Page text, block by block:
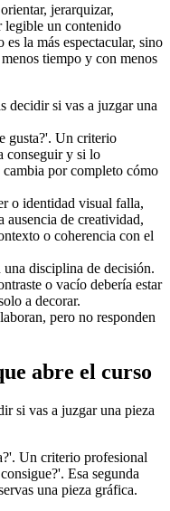
jerarquizar,
legible un contenido
la más espectacular, sino
tiempo y con menos
decidir si vas a juzgar una
gusta?'. Un criterio
conseguir y si lo
cambia por completo cómo
o identidad visual falla,
ausencia de creatividad,
o coherencia con el
disciplina de decisión.
o vacío debería estar
a decorar.
pero no responden
abre el curso
si vas a juzgar una pieza
Un criterio profesional
Esa segunda
una pieza gráfica.